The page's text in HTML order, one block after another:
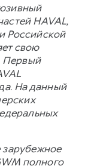
HAVAL,
Российской
свою
Первый
На данный
зарубежное
полного